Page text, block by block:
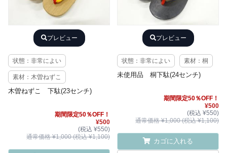
プレビュー
状態：非常によい
素材：木曽ねずこ
木曽ねずこ 下駄(23センチ)
期間限定50％OFF！
¥500
(税込 ¥550)
通常価格 ¥1,000 (税込 ¥1,100)
プレビュー
状態：非常によい 素材：桐
未使用品 桐下駄(24センチ)
期間限定50％OFF！
¥500
(税込 ¥550)
通常価格 ¥1,000 (税込 ¥1,100)
カゴに入れる